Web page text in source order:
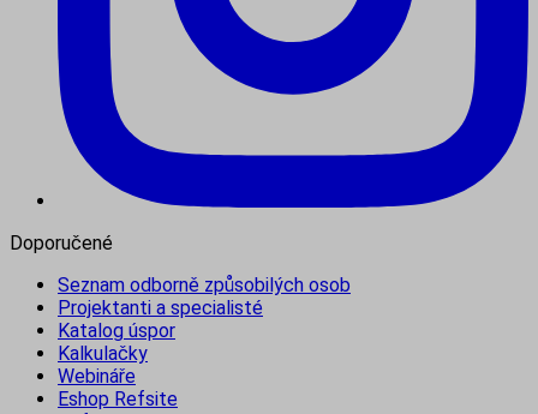
Doporučené
Seznam odborně způsobilých osob
Projektanti a specialisté
Katalog úspor
Kalkulačky
Webináře
Eshop Refsite